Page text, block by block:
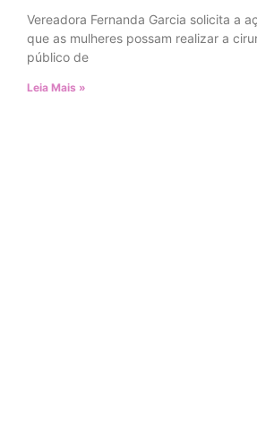
Vereadora Fernanda Garcia solicita a
que as mulheres possam realizar a
público de
Leia Mais »